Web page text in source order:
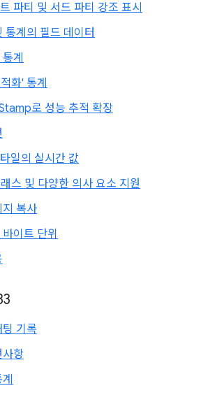
파티 및 서드 파티 강조 표시
통계의 필드 데이터
계
화' 통계
로 성능 추적 확장
일의 실시간 값
스 및 다양한 의사 요소 지원
복사
이트 단위
기록
사항